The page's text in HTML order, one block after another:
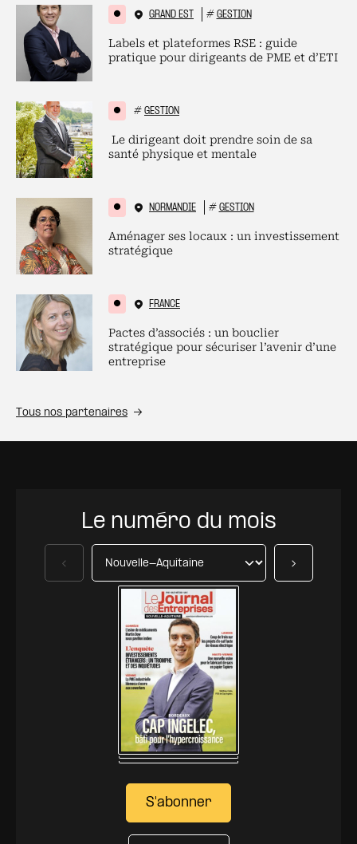
GRAND EST # GESTION
Labels et plateformes RSE : guide
pratique pour dirigeants de PME et d’ETI
# GESTION
Le dirigeant doit prendre soin de sa
santé physique et mentale
NORMANDIE # GESTION
Aménager ses locaux : un investissement
stratégique
FRANCE
Pactes d’associés : un bouclier
stratégique pour sécuriser l’avenir d’une
entreprise
Tous nos partenaires
Le numéro du mois
S'abonner
Précédent Suivant